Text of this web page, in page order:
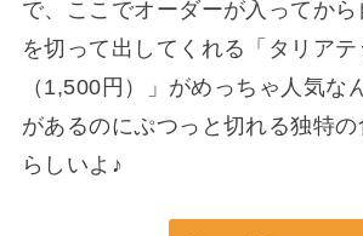
で、ここでオーダーが入ってから
を切って出してくれる「タリア
（1,500円）」がめっちゃ人気な
があるのにぷつっと切れる独特
らしいよ♪